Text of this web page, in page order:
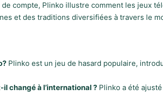
compte, Plinko illustre comment les jeux
et des traditions diversifiées à travers le
Plinko est un jeu de hasard populaire,
changé à l’international ? Plinko a été